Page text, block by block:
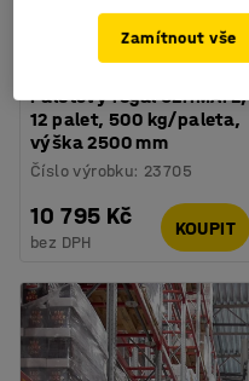
K dispozici ve více
variantách
Paletový regál ULTIMATE,
12 palet, 500 kg/paleta,
výška 2500 mm
Číslo výrobku: 23705
10 795 Kč
bez DPH
KOUPIT
Zamítnout vše